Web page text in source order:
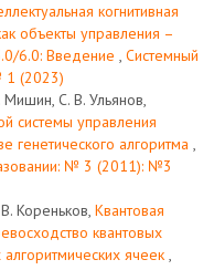
когнитивная
объекты управления –
6.0: Введение , Системный
1 (2023)
С. В. Ульянов,
системы управления
генетического алгоритма ,
№ 3 (2011): №3
Кореньков, Квантовая
квантовых
ячеек ,